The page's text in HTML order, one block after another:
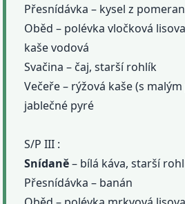
Přesnídávka – kysel z
Oběd – polévka vločková
kaše vodová
Svačina – čaj, starší rohlík
Večeře – rýžová kaše (s
jablečné pyré
S/P III :
Snídaně– bílá káva, starší
Přesnídávka – banán